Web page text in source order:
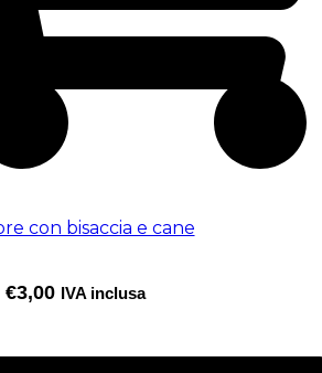
con bisaccia e cane
€3,00 IVA inclusa